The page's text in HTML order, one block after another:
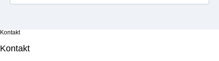
Kontakt
Kontakt